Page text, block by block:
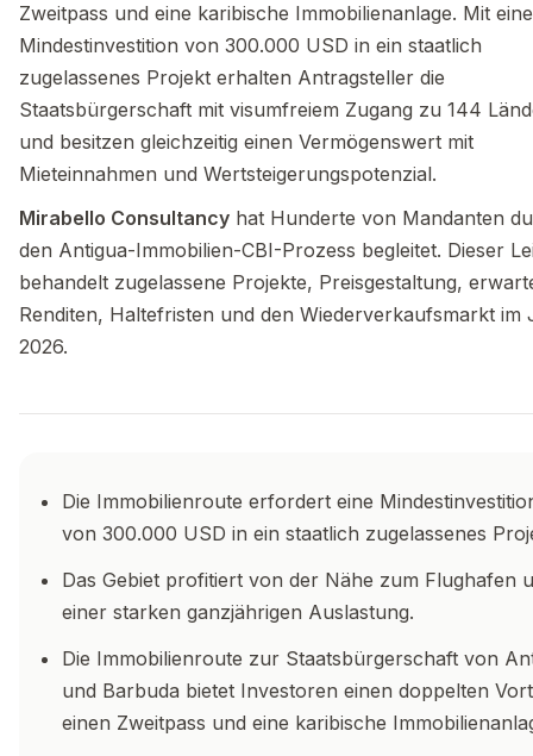
Zweitpass und eine karibische Immobilienanlage. Mit
Mindestinvestition von 300.000 USD in ein staatlich
zugelassenes Projekt erhalten Antragsteller die
Staatsbürgerschaft mit visumfreiem Zugang zu 144
und besitzen gleichzeitig einen Vermögenswert mit
Mieteinnahmen und Wertsteigerungspotenzial.
Mirabello Consultancy hat Hunderte von Mandanten
den Antigua-Immobilien-CBI-Prozess begleitet. Dieser
behandelt zugelassene Projekte, Preisgestaltung,
Renditen, Haltefristen und den Wiederverkaufsmarkt im
2026.
Die Immobilienroute erfordert eine
von 300.000 USD in ein staatlich zugelassenes
Das Gebiet profitiert von der Nähe zum Flughafen
einer starken ganzjährigen Auslastung.
Die Immobilienroute zur Staatsbürgerschaft von
und Barbuda bietet Investoren einen doppelten
einen Zweitpass und eine karibische